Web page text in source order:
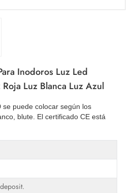
Inodoros Luz Led
Luz Blanca Luz Azul
se puede colocar según los
blute. El certificado CE está